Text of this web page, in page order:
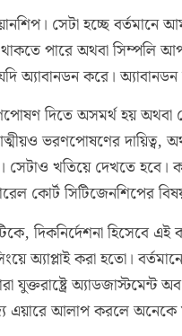
সেটা হচ্ছে বর্তমানে
থাকতে পারে অথবা সিম্পলি
অ্যাবানডন করে। অ্যাবানডন
দিতে অসমর্থ হয়
ভরণপোষণের দায়িত্ব,
সেটাও খতিয়ে দেখতে
কোর্ট সিটিজেনশিপের
হিসেবে এই
অ্যাপ্লাই করা হতো।
যুক্তরাষ্ট্রে অ্যাডজাস্টমেন্ট
এয়ারে আলাপ করলে অনেকে